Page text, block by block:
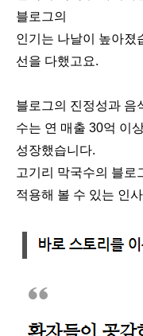
블로그의
인기는 나날이 높아졌
선을 다했고요.
블로그의 진정성과 음
수는 연 매출 30억 이
성장했습니다.
고기리 막국수의 블로
적용해 볼 수 있는 인